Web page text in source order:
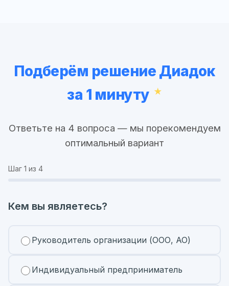
Подберём решение Диадок
за 1 минуту
Ответьте на 4 вопроса — мы порекомендуем
оптимальный вариант
Шаг 1 из 4
Кем вы являетесь?
Руководитель организации (ООО, АО)
Индивидуальный предприниматель